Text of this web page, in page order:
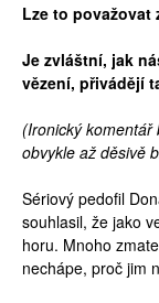
Lze to považovat
Je zvláštní, jak
vězení, přivádějí
(Ironický
obvykle až děsivě
Sériový pedofil
souhlasil, že jako
horu. Mnoho
nechápe, proč jim